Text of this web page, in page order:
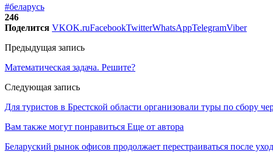
#беларусь
246
Поделится VKOK.ruFacebookTwitterWhatsAppTelegramViber
Предыдущая запись
Математическая задача. Решите?
Следующая запись
Для туристов в Брестской области организовали туры по сбору
Вам также могут понравиться Еще от автора
Беларуский рынок офисов продолжает перестраиваться после